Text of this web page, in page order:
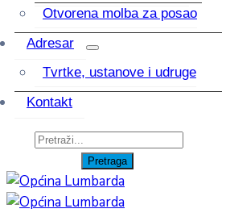
Otvorena molba za posao
Adresar
Tvrtke, ustanove i udruge
Kontakt